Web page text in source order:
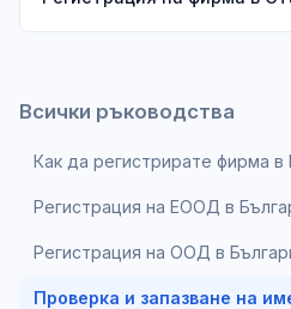
Всички ръководства
Как да регистрирате фирма в
Регистрация на ЕООД в
Регистрация на ООД в
Проверка и запазване на